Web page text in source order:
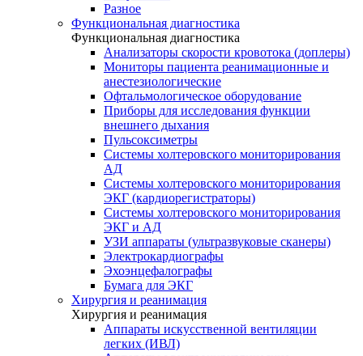
Разное
Функциональная диагностика
Функциональная диагностика
Анализаторы скорости кровотока (доплеры)
Мониторы пациента реанимационные и
анестезиологические
Офтальмологическое оборудование
Приборы для исследования функции
внешнего дыхания
Пульсоксиметры
Системы холтеровского мониторирования
АД
Системы холтеровского мониторирования
ЭКГ (кардиорегистраторы)
Системы холтеровского мониторирования
ЭКГ и АД
УЗИ аппараты (ультразвуковые сканеры)
Электрокардиографы
Эхоэнцефалографы
Бумага для ЭКГ
Хирургия и реанимация
Хирургия и реанимация
Аппараты искусственной вентиляции
легких (ИВЛ)